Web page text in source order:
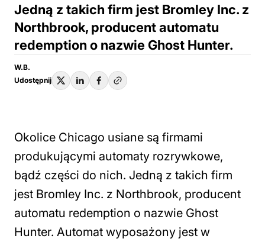
Jedną z takich firm jest Bromley Inc. z
Northbrook, producent automatu
redemption o nazwie Ghost Hunter.
W.B.
Udostępnij
Okolice Chicago usiane są firmami
produkującymi automaty rozrywkowe,
bądź części do nich. Jedną z takich firm
jest Bromley Inc. z Northbrook, producent
automatu redemption o nazwie Ghost
Hunter. Automat wyposażony jest w